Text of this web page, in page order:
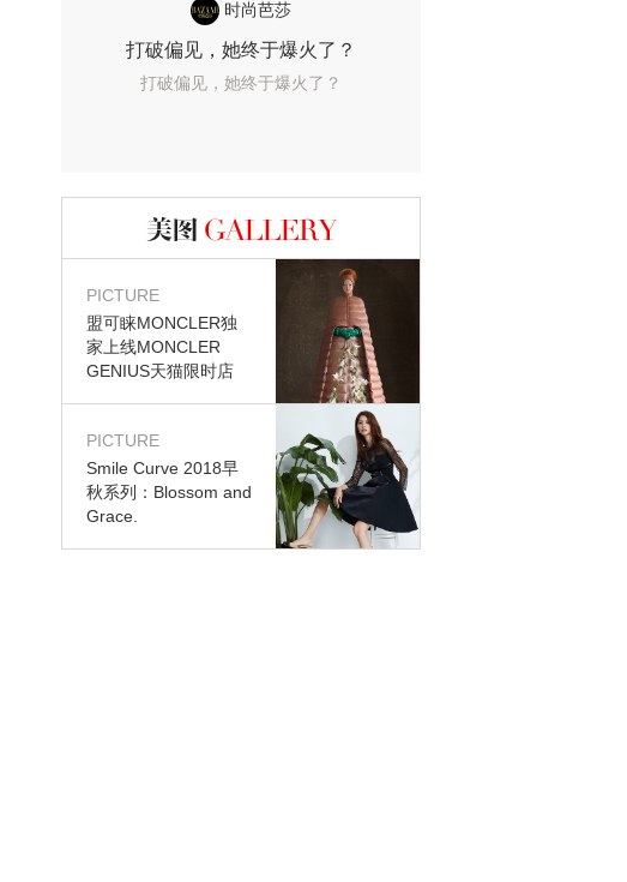
时尚芭莎
打破偏见，她终于爆火了？
打破偏见，她终于爆火了？
图库
PICTURE
盟可睐MONCLER独
家上线MONCLER
GENIUS天猫限时店
PICTURE
Smile Curve 2018早
秋系列：Blossom and
Grace.